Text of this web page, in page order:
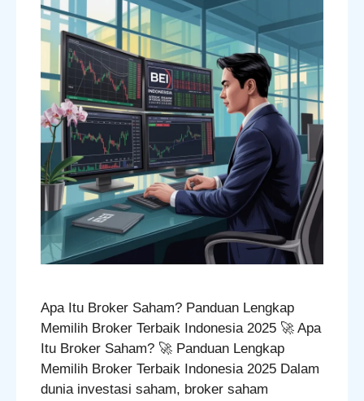
Apa Itu Broker Saham? Panduan Lengkap
Memilih Broker Terbaik Indonesia 2025 🚀 Apa
Itu Broker Saham? 🚀 Panduan Lengkap
Memilih Broker Terbaik Indonesia 2025 Dalam
dunia investasi saham, broker saham